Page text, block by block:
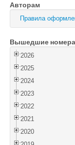
Оптика и
Поиск
Войти
Авторам
Правила
Вышедшие номера
2026
2025
2024
2023
2022
2021
2020